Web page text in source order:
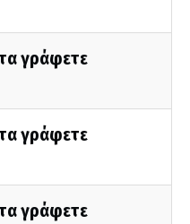
γράφετε
γράφετε
γράφετε